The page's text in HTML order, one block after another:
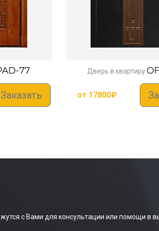
77
Заказать
Дверь в квартиру
от 17800₽
с Вами для консультации или помощи в